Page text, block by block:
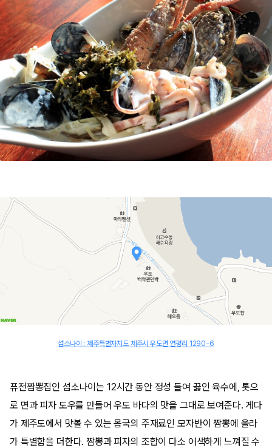
섬소나이 : 제주특별자치도 제주시 우도면 연평리 1290-6
퓨전짬뽕집인 섬소나이는 12시간 동안 정성 들여 끓인 육수에, 톳으
로 면과 피자 도우를 만들어 우도 바다의 맛을 그대로 보여준다. 게다
가 제주도에서 맛볼 수 있는 몸국의 주재료인 모자반이 짬뽕에 올라
가 특별함을 더한다. 짬뽕과 피자의 조합이 다소 어색하게 느껴질 수